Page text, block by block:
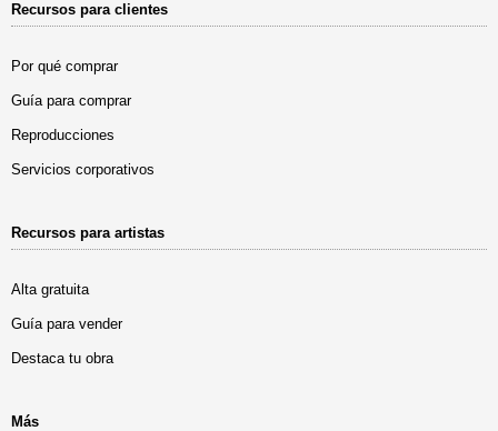
Recursos para clientes
Por qué comprar
Guía para comprar
Reproducciones
Servicios corporativos
Recursos para artistas
Alta gratuita
Guía para vender
Destaca tu obra
Más